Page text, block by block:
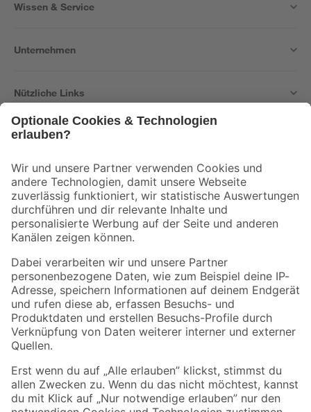
Wissen & Service
Unternehmen
Nützliche Links
Der toom Newsletter: Keine Angebote und Aktionen mehr verpassen!
Zur Newsletter Anmeldung
Folge uns
Zahlungsarten Versandarten
Sicher einkaufen
Jetzt die toom-App herunterladen